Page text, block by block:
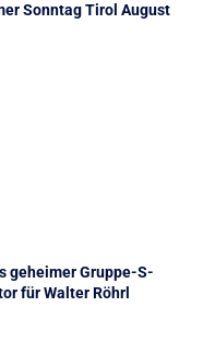
Sonntag Tirol August
geheimer Gruppe-S-
für Walter Röhrl